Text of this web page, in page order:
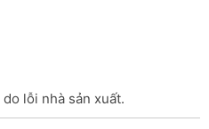
lỗi nhà sản xuất.